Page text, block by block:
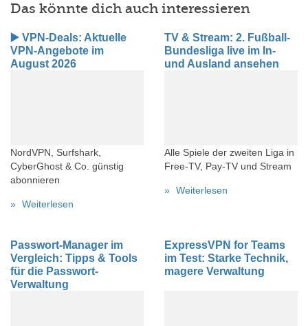
Das könnte dich auch interessieren
▶️ VPN-Deals: Aktuelle
VPN-Angebote im
August 2026
NordVPN, Surfshark,
CyberGhost & Co. günstig
abonnieren
Weiterlesen
TV & Stream: 2. Fußball-
Bundesliga live im In-
und Ausland ansehen
Alle Spiele der zweiten Liga in
Free-TV, Pay-TV und Stream
Weiterlesen
Passwort-Manager im
Vergleich: Tipps & Tools
für die Passwort-
Verwaltung
ExpressVPN for Teams
im Test: Starke Technik,
magere Verwaltung